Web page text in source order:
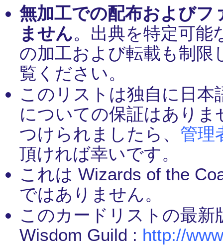
無加工での配布およびフ
ません。出典を特定可能
の加工および転載も制限
覧ください。
このリストは独自に日
についての保証はあり
つけられましたら、 管理
頂ければ幸いです。
これは Wizards of the
ではありません。
このカードリストの最
Wisdom Guild : http://